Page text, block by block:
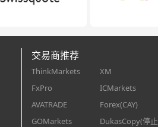
交易商推荐
ThinkMarkets XM
FxPro
ICMarkets
AVATRADE
Forex(CAY)
GOMarkets
DukasCopy(停止